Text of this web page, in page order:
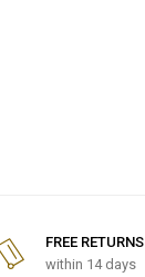
FREE RETURNS
within 14 days